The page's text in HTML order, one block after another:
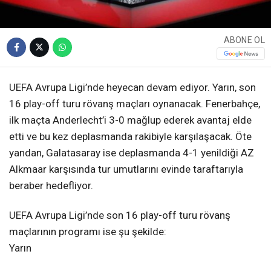
ABONE OL
UEFA Avrupa Ligi’nde heyecan devam ediyor. Yarın, son
16 play-off turu rövanş maçları oynanacak. Fenerbahçe,
ilk maçta Anderlecht’i 3-0 mağlup ederek avantaj elde
etti ve bu kez deplasmanda rakibiyle karşılaşacak. Öte
yandan, Galatasaray ise deplasmanda 4-1 yenildiği AZ
Alkmaar karşısında tur umutlarını evinde taraftarıyla
beraber hedefliyor.
UEFA Avrupa Ligi’nde son 16 play-off turu rövanş
maçlarının programı ise şu şekilde:
Yarın